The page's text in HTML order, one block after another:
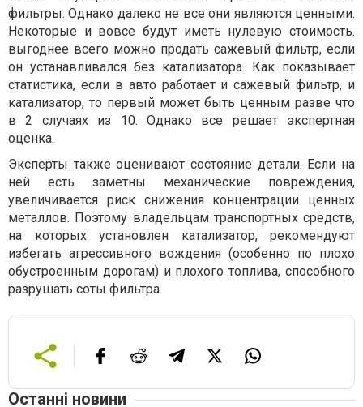
фильтры. Однако далеко не все они являются ценными.
Некоторые и вовсе будут иметь нулевую стоимость.
выгоднее всего можно продать сажевый фильтр, если
он устанавливался без катализатора. Как показывает
статистика, если в авто работает и сажевый фильтр, и
катализатор, то первый может быть ценным разве что
в 2 случаях из 10. Однако все решает экспертная
оценка.
Эксперты также оценивают состояние детали. Если на
ней есть заметны механические повреждения,
увеличивается риск снижения концентрации ценных
металлов. Поэтому владельцам транспортных средств,
на которых установлен катализатор, рекомендуют
избегать агрессивного вождения (особенно по плохо
обустроенным дорогам) и плохого топлива, способного
разрушать соты фильтра.
Останні новини